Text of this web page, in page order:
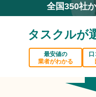
全国350社
タスクルが
最安値の
業者がわかる
口